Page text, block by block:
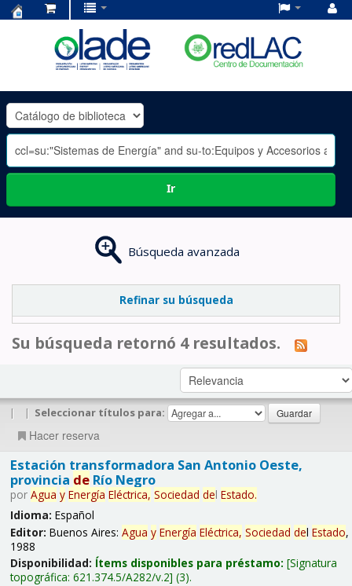
OLADE
-
Ir
Búsqueda avanzada
Refinar su búsqueda
Su búsqueda retornó 4 resultados.
| | Seleccionar títulos para:
Hacer reserva
Estación transformadora San Antonio Oeste,
provincia deRío Negro
por Agua y Energía Eléctrica, Sociedad del Estado.
Idioma: Español
Editor: Buenos Aires: Agua y Energía Eléctrica, Sociedad del Estado,
1988
Disponibilidad: Ítems disponibles para préstamo: Signatura
topográfica: 621.374.5/A282/v.2 (3).